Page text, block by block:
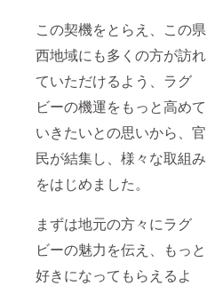
この契機をとらえ、この県
西地域にも多くの方が訪れ
ていただけるよう、ラグ
ビーの機運をもっと高めて
いきたいとの思いから、官
民が結集し、様々な取組み
をはじめました。
まずは地元の方々にラグ
ビーの魅力を伝え、もっと
好きになってもらえるよ